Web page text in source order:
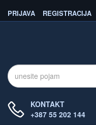
REGISTRACIJA
PRIJAVA
KONTAKT
+387 55 202 144